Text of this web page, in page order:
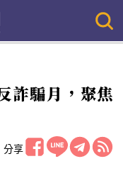
騙月，聚焦
分享